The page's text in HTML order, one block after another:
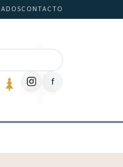
CONTACTO
f